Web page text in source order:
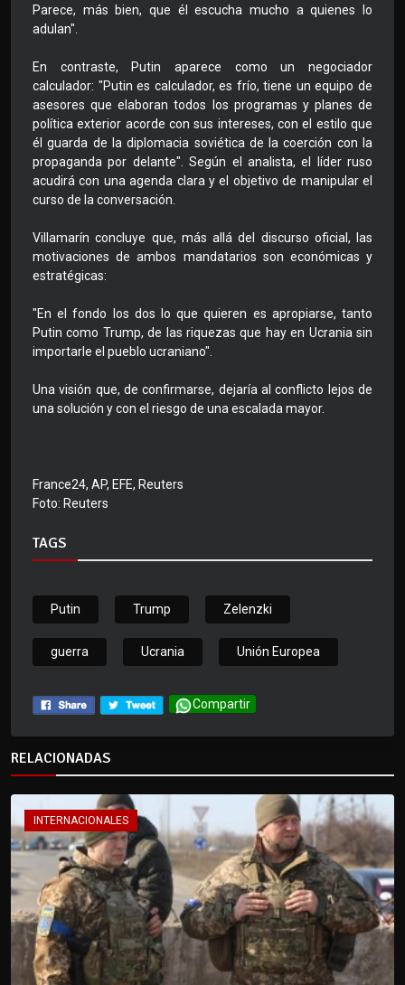
Parece, más bien, que él escucha mucho a quienes lo
adulan".
En contraste, Putin aparece como un negociador
calculador: "Putin es calculador, es frío, tiene un equipo de
asesores que elaboran todos los programas y planes de
política exterior acorde con sus intereses, con el estilo que
él guarda de la diplomacia soviética de la coerción con la
propaganda por delante". Según el analista, el líder ruso
acudirá con una agenda clara y el objetivo de manipular el
curso de la conversación.
Villamarín concluye que, más allá del discurso oficial, las
motivaciones de ambos mandatarios son económicas y
estratégicas:
"En el fondo los dos lo que quieren es apropiarse, tanto
Putin como Trump, de las riquezas que hay en Ucrania sin
importarle el pueblo ucraniano".
Una visión que, de confirmarse, dejaría al conflicto lejos de
una solución y con el riesgo de una escalada mayor.
France24, AP, EFE, Reuters
Foto: Reuters
TAGS
Putin Trump Zelenzki
guerra Ucrania Unión Europea
Compartir
RELACIONADAS
INTERNACIONALES